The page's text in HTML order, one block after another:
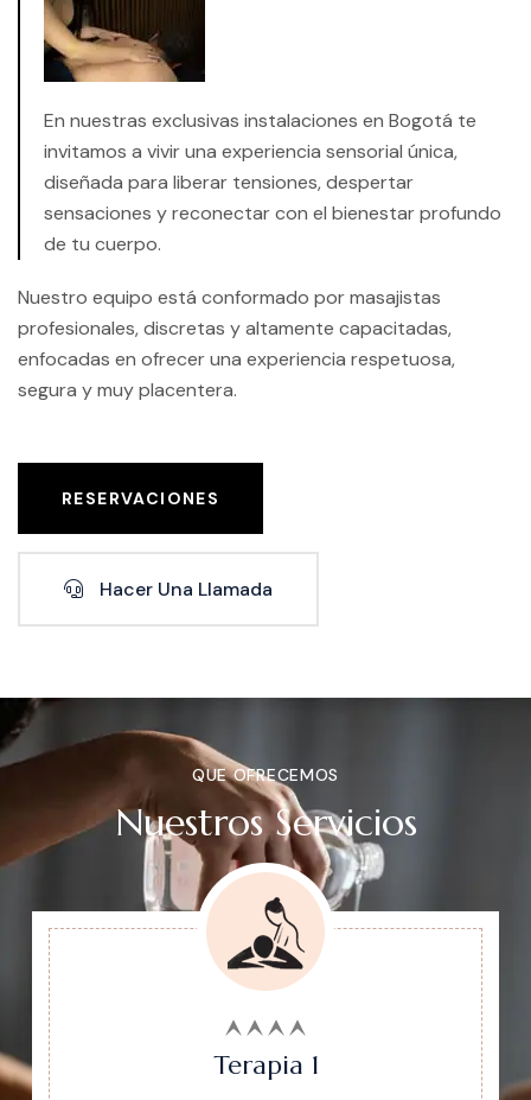
En nuestras exclusivas instalaciones en Bogotá te
invitamos a vivir una experiencia sensorial única,
diseñada para liberar tensiones, despertar
sensaciones y reconectar con el bienestar profundo
de tu cuerpo.
Nuestro equipo está conformado por masajistas
profesionales, discretas y altamente capacitadas,
enfocadas en ofrecer una experiencia respetuosa,
segura y muy placentera.
RESERVACIONES
Hacer Una Llamada
QUE OFRECEMOS
Nuestros Servicios
Terapia 1